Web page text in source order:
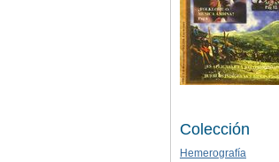
Colección
Hemerografía